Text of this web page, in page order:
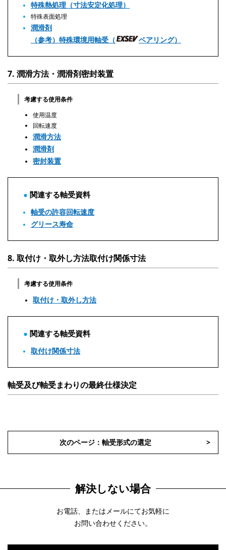
特殊熱処理（寸法安定化処理）
特殊表面処理
潤滑剤
（参考）特殊環境用軸受（
ベアリング）
7. 潤滑方法・潤滑剤密封装置
考慮する使用条件
使用温度
回転速度
潤滑方法
潤滑剤
密封装置
関連する軸受資料
軸受の許容回転速度
グリース寿命
8. 取付け・取外し方法取付け関係寸法
考慮する使用条件
取付け・取外し方法
関連する軸受資料
取付け関係寸法
軸受及び軸受まわりの最終仕様決定
次のページ：軸受形式の選定
解決しない場合
お電話、またはメールにてお気軽に
お問い合わせください。